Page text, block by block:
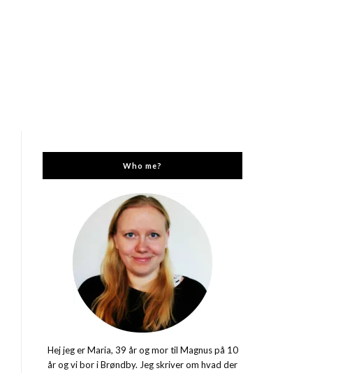
Who me?
Hej jeg er Maria, 39 år og mor til Magnus på 10
år og vi bor i Brøndby. Jeg skriver om hvad der